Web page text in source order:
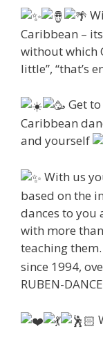
Caribbean –
without which
little”, “that’s
Get
Caribbean
and yourself
With us
based on the
dances to you
with more
teaching them.
since 1994,
RUBEN-